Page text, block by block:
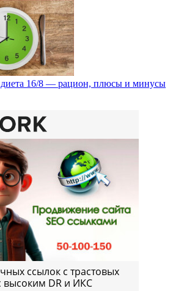
диета 16/8 — рацион, плюсы и минусы